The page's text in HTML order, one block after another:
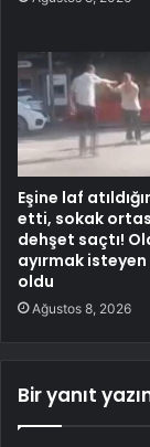
Eşine laf
etti, sokak
dehşet saçtı!
ayırmak
oldu
Ağustos 8, 2026
Bir yanıt